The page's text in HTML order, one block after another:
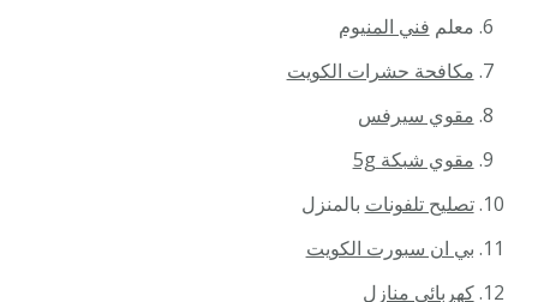
معلم فني المنيوم
مكافحة حشرات الكويت
مقوي سيرفس
مقوي شبكة 5g
تصليح تلفونات بالمنزل
بي ان سبورت الكويت
كهربائي منازل